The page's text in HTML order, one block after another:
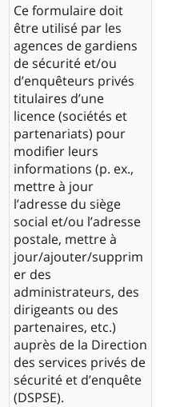
Ce formulaire doit
être utilisé par les
agences de gardiens
de sécurité et/ou
d’enquêteurs privés
titulaires d’une
licence (sociétés et
partenariats) pour
modifier leurs
informations (p. ex.,
mettre à jour
l’adresse du siège
social et/ou l’adresse
postale, mettre à
jour/ajouter/supprim
er des
administrateurs, des
dirigeants ou des
partenaires, etc.)
auprès de la Direction
des services privés de
sécurité et d’enquête
(DSPSE).